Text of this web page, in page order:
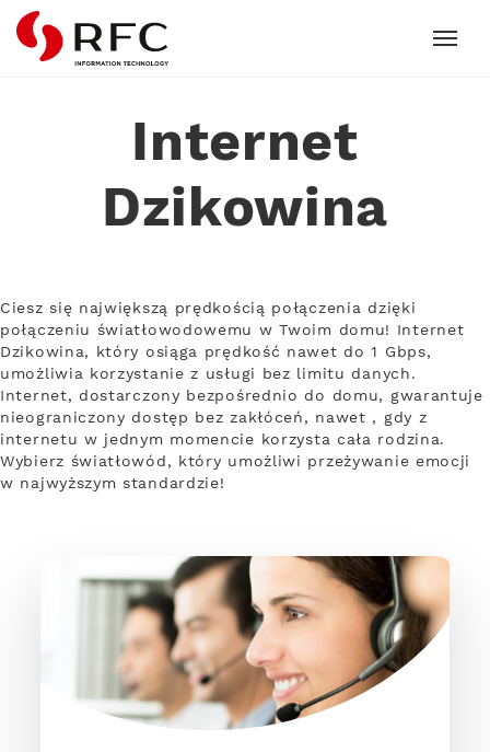
RFC
Internet
Dzikowina
Ciesz się największą prędkością połączenia dzięki
połączeniu światłowodowemu w Twoim domu! Internet
Dzikowina, który osiąga prędkość nawet do 1 Gbps,
umożliwia korzystanie z usługi bez limitu danych.
Internet, dostarczony bezpośrednio do domu, gwarantuje
nieograniczony dostęp bez zakłóceń, nawet , gdy z
internetu w jednym momencie korzysta cała rodzina.
Wybierz światłowód, który umożliwi przeżywanie emocji
w najwyższym standardzie!